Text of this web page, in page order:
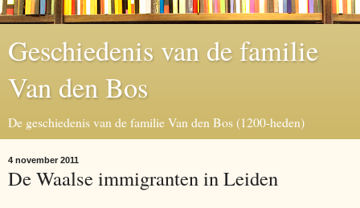
Geschiedenis van de familie
Van den Bos
De geschiedenis van de familie Van den Bos (1200-heden)
4 november 2011
De Waalse immigranten in Leiden